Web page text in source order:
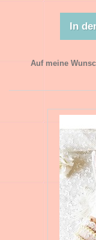
In
Auf meine